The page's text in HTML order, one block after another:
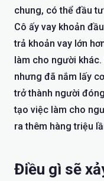
chung, có thể đầu
Cô ấy vay khoản
trả khoản vay lớn
làm cho người
nhưng đã nắm lấy
trở thành người
tạo việc làm cho
ra thêm hàng triệu
Điều gì sẽ